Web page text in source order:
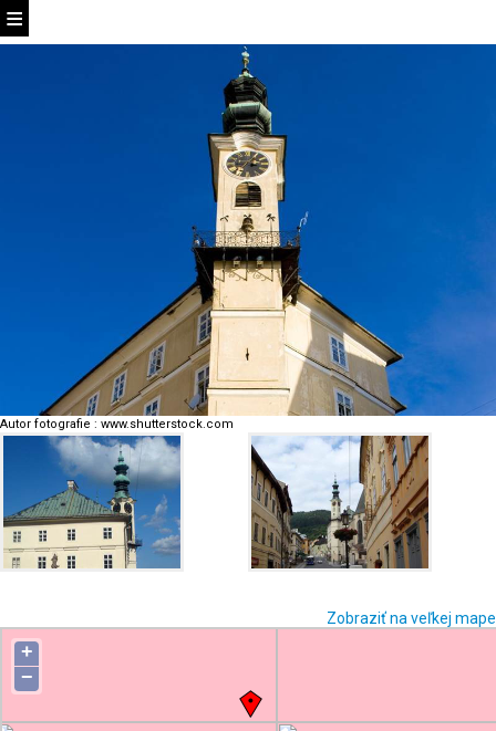
Autor fotografie : www.shutterstock.com
Zobraziť na veľkej mape
+
−